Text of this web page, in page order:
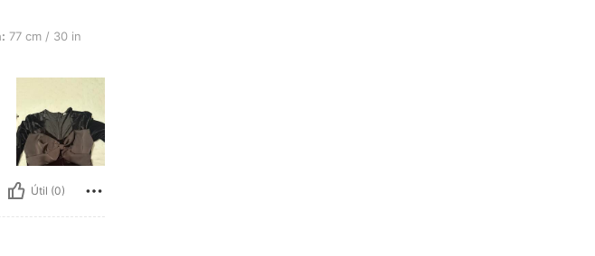
98 cm / 39 in, Busto: 100 cm / 39 in, Color: Negro, Talla: M
77 cm / 30 in
Útil (0)